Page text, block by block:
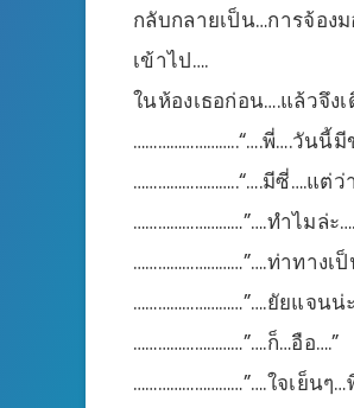
กลับกลายเป็น…การจ้อง
เข้าไป….
ในห้องเธอก่อน….แล้วจึง
……………………..“….พี่….วันนี้
……………………..“….มีซี่….แต่
………………………”….ทำไมล่ะ
………………………”….ท่าทางเ
………………………”….ยัยแจน
………………………”….ก็…อือ….”
………………………”….ใจเย็น